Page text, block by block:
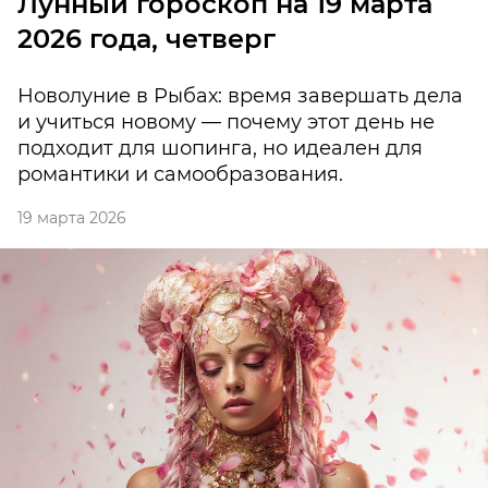
2026 года, четверг
Новолуние в Рыбах: время завершать дела
и учиться новому — почему этот день не
подходит для шопинга, но идеален для
романтики и самообразования.
19 марта 2026